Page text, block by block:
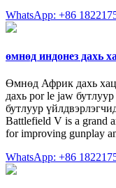
WhatsApp: +86
өмнөд индонез дахь
Өмнөд Африк дахь
дахь por le jaw
бутлуур
Battlefield V is a grand
for improving gunplay
WhatsApp: +86